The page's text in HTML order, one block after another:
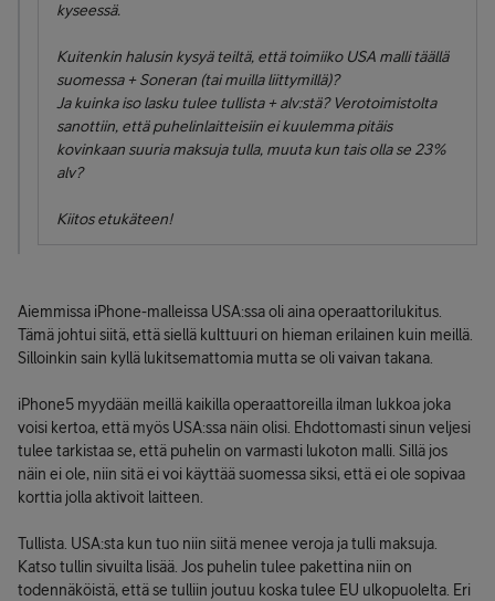
kyseessä.
Kuitenkin halusin kysyä teiltä, että toimiiko USA malli täällä
suomessa + Soneran (tai muilla liittymillä)?
Ja kuinka iso lasku tulee tullista + alv:stä? Verotoimistolta
sanottiin, että puhelinlaitteisiin ei kuulemma pitäis
kovinkaan suuria maksuja tulla, muuta kun tais olla se 23%
alv?
Kiitos etukäteen!
Aiemmissa iPhone-malleissa USA:ssa oli aina operaattorilukitus.
Tämä johtui siitä, että siellä kulttuuri on hieman erilainen kuin meillä.
Silloinkin sain kyllä lukitsemattomia mutta se oli vaivan takana.
iPhone5 myydään meillä kaikilla operaattoreilla ilman lukkoa joka
voisi kertoa, että myös USA:ssa näin olisi. Ehdottomasti sinun veljesi
tulee tarkistaa se, että puhelin on varmasti lukoton malli. Sillä jos
näin ei ole, niin sitä ei voi käyttää suomessa siksi, että ei ole sopivaa
korttia jolla aktivoit laitteen.
Tullista. USA:sta kun tuo niin siitä menee veroja ja tulli maksuja.
Katso tullin sivuilta lisää. Jos puhelin tulee pakettina niin on
todennäköistä, että se tulliin joutuu koska tulee EU ulkopuolelta. Eri